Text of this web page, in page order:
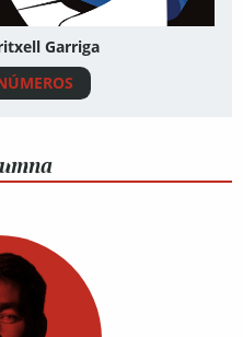
Garriga